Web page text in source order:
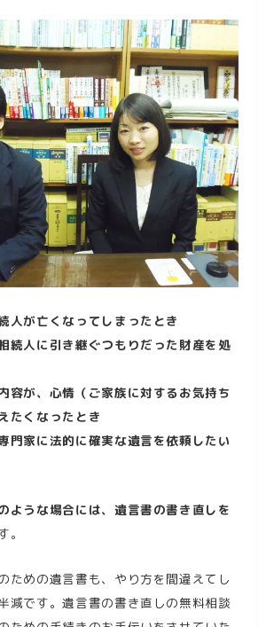
人が亡くなってしまったとき
続人に引き継ぐつもりだった財産を処
容が、心情（ご家族に対するお気持ち
たくなったとき
門家に法的に確実な遺言を依頼したい
ような場合には、遺言書の書き直しを
。
ための遺言書も、やり方を間違えてし
減です。遺言書の書き直しの無料相談